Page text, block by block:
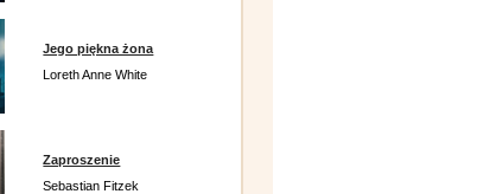
Jego piękna żona
Loreth Anne White
Zaproszenie
Sebastian Fitzek